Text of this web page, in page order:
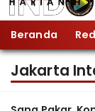
Beranda
Jakarta